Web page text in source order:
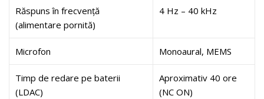
Răspuns în frecvență
(alimentare pornită)
4 Hz – 40 kHz
Microfon Monoaural, MEMS
Timp de redare pe baterii
(LDAC)
Aproximativ 40 ore
(NC ON)